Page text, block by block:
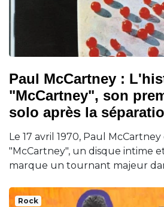
Paul McCartney :
"McCartney", son
solo après la
Le 17 avril 1970, Paul
"McCartney", un disque intime
marque un tournant majeur
Rock